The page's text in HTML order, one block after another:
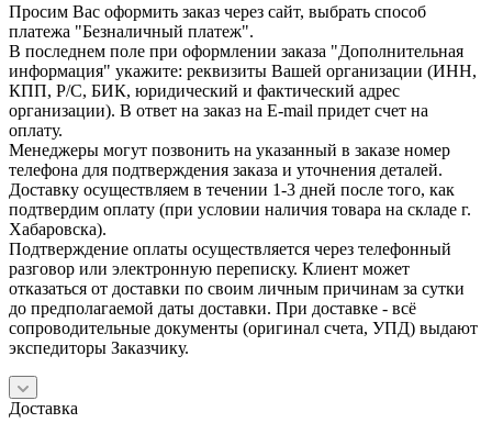
Просим Вас оформить заказ через сайт, выбрать способ
платежа "Безналичный платеж".
В последнем поле при оформлении заказа "Дополнительная
информация" укажите: реквизиты Вашей организации (ИНН,
КПП, Р/С, БИК, юридический и фактический адрес
организации). В ответ на заказ на E-mail придет счет на
оплату.
Менеджеры могут позвонить на указанный в заказе номер
телефона для подтверждения заказа и уточнения деталей.
Доставку осуществляем в течении 1-3 дней после того, как
подтвердим оплату (при условии наличия товара на складе г.
Хабаровска).
Подтверждение оплаты осуществляется через телефонный
разговор или электронную переписку. Клиент может
отказаться от доставки по своим личным причинам за сутки
до предполагаемой даты доставки. При доставке - всё
сопроводительные документы (оригинал счета, УПД) выдают
экспедиторы Заказчику.
Доставка